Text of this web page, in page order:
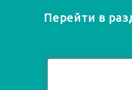
Перейти в